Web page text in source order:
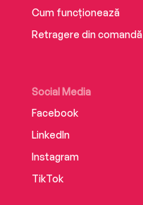
Cum funcționează
Retragere din comandă
Social Media
Facebook
LinkedIn
Instagram
TikTok